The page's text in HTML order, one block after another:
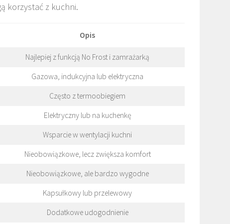
korzystać z kuchni.
Opis
Najlepiej z funkcją No Frost i zamrażarką
Gazowa, indukcyjna lub elektryczna
Często z termoobiegiem
Elektryczny lub na kuchenkę
Wsparcie w wentylacji kuchni
Nieobowiązkowe, lecz zwiększa komfort
Nieobowiązkowe, ale bardzo wygodne
Kapsułkowy lub przelewowy
Dodatkowe udogodnienie